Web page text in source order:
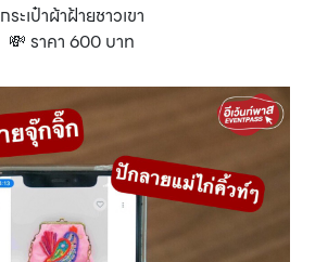
กระเป๋าผ้าฝ้ายชาวเขา
💸 ราคา 600 บาท